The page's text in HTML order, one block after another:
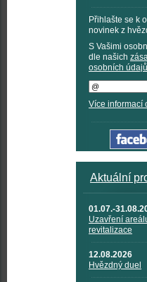
Přihlašte se k
novinek z
S Vašimi
dle našich
osobních údajů
Více informací
Aktuální
01.07.-
Uzavření
revitalizace
12.08.2026
Hvězdný duel